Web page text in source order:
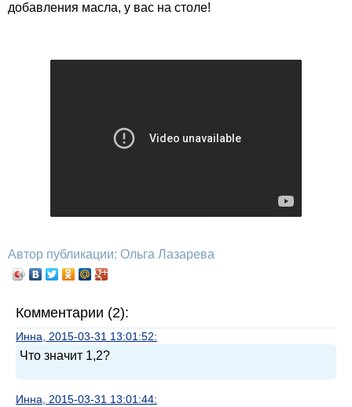
добавления масла, у вас на столе!
Автор публикации: Ольга Лазарева
Комментарии (2):
Инна, 2015-03-31 13:01:52:
Что значит 1,2?
Инна, 2015-03-31 13:01:44: